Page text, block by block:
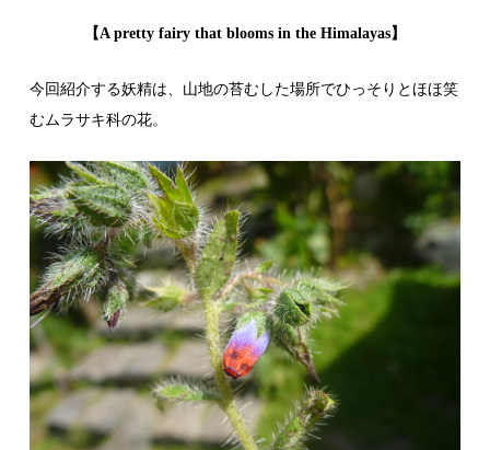
【A pretty fairy that blooms in the Himalayas】
今回紹介する妖精は、山地の苔むした場所でひっそりとほほ笑
むムラサキ科の花。